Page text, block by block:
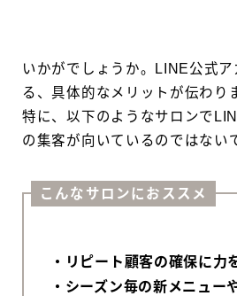
いかがでしょうか。LINE公式
る、具体的なメリットが伝わり
特に、以下のようなサロンで
の集客が向いているのではない
こんなサロンにおススメ
・リピート顧客の確保に力
・シーズン毎の新メニュー